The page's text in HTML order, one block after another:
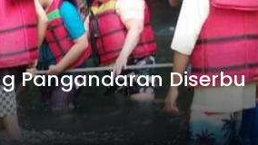
Pangandaran Diserbu